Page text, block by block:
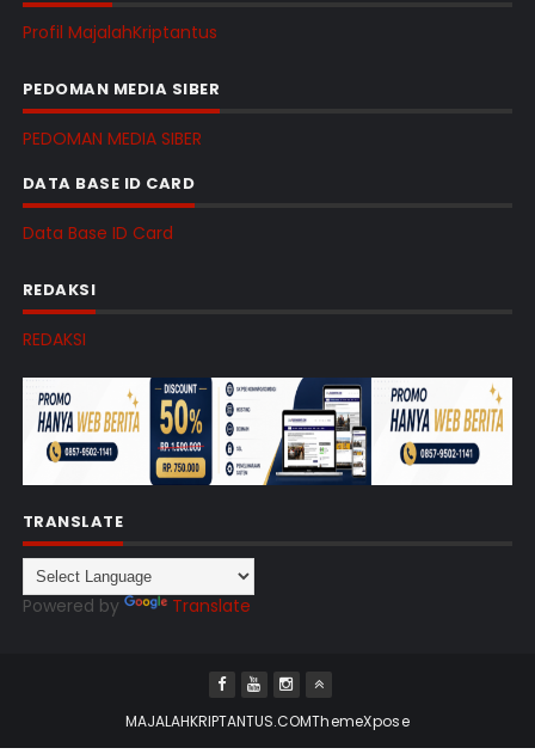
Profil MajalahKriptantus
PEDOMAN MEDIA SIBER
PEDOMAN MEDIA SIBER
DATA BASE ID CARD
Data Base ID Card
REDAKSI
REDAKSI
TRANSLATE
Powered by Translate
MAJALAHKRIPTANTUS.COMThemeXpose